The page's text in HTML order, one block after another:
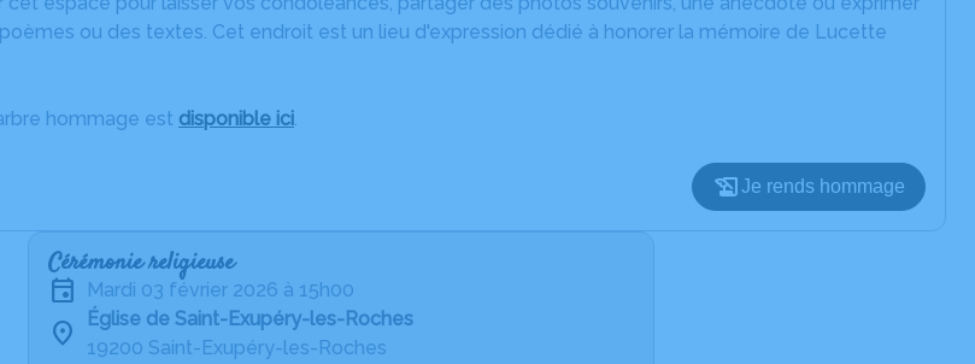
ou des textes. Cet endroit est un lieu d'expression dédié à honorer la mémoire de Lucette
hommage est disponible ici.
Je rends hommage
Cérémonie religieuse
mardi 03 février 2026 à 15h00
Église de Saint-Exupéry-les-Roches
19200 Saint-Exupéry-les-Roches